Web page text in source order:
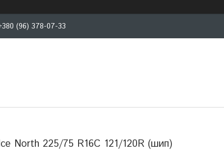
(96) 378-07-33
North 225/75 R16C 121/120R (шип)